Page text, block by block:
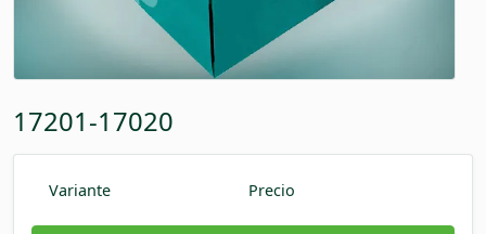
17201-17020
Variante Precio